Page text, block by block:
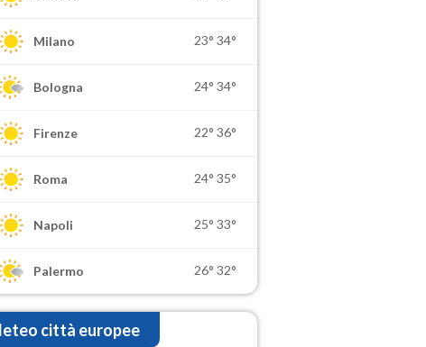
Milano 23° 34°
Bologna 24° 34°
Firenze 22° 36°
Roma 24° 35°
Napoli 25° 33°
Palermo 26° 32°
città europee